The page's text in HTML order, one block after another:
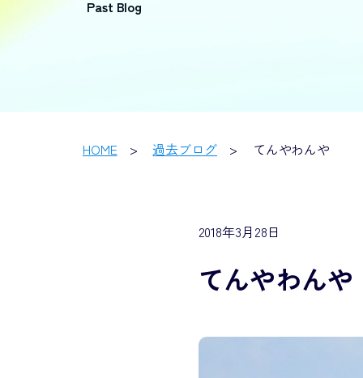
HOME 過去ブログ てんやわんや
2018年3月28日
てんやわんや